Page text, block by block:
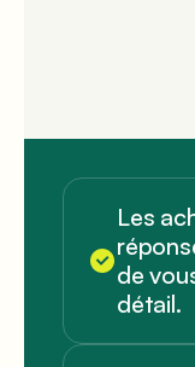
Les
de
détail.